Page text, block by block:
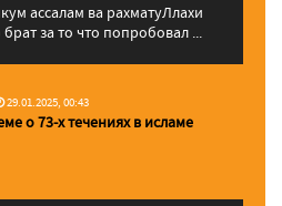
за то что попробовал ...
29.01.2025, 00:43
о 73-х течениях в исламе